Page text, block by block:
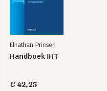
Elnathan Prinsen
Handboek IHT
€ 42,25